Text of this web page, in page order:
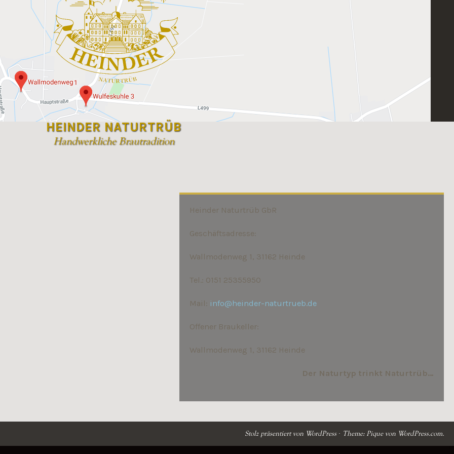
HEINDER NATURTRÜB
Handwerkliche Brautradition
Heinder Naturtrüb GbR
Geschäftsadresse:
Wallmodenweg 1, 31162 Heinde
Tel.: 0151 25355950
Mail: info@heinder-naturtrueb.de
Offener Braukeller:
Wallmodenweg 1, 31162 Heinde
Der Naturtyp trinkt Naturtrüb…
Stolz präsentiert von WordPress · Theme: Pique von WordPress.com.